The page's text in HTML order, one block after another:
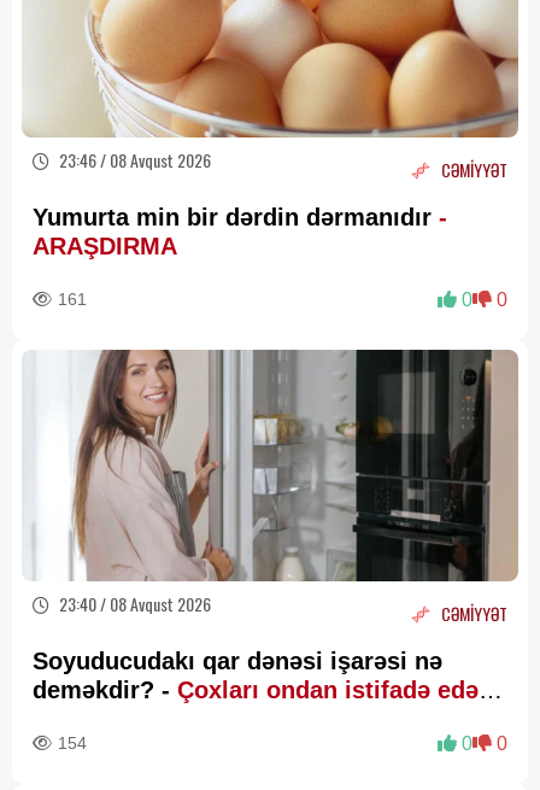
23:46 / 08 Avqust 2026 CƏMİYYƏT
Yumurta min bir dərdin dərmanıdır -
ARAŞDIRMA
161 0 0
23:40 / 08 Avqust 2026 CƏMİYYƏT
Soyuducudakı qar dənəsi işarəsi nə
deməkdir? - Çoxları ondan istifadə edə
154 0 0